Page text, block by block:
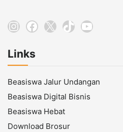
Instagram
Facebook
X TikTokYouTube
Links
Beasiswa Jalur Undangan
Beasiswa Digital Bisnis
Beasiswa Hebat
Download Brosur